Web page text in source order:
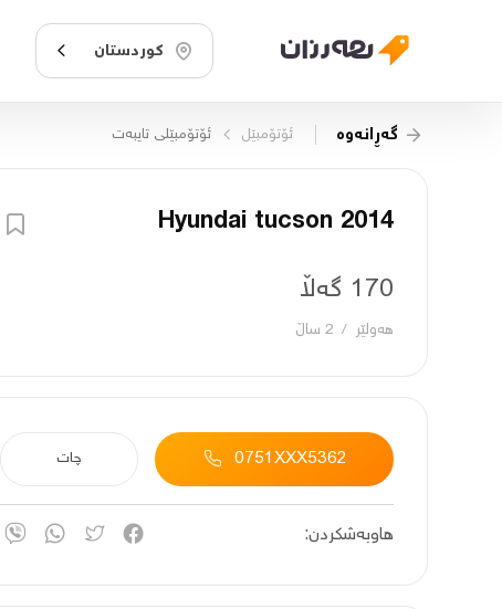
کوردستان
گەڕانەوە ئۆتۆمبێل ئۆتۆمبێلی تایبه‌ت
Hyundai tucson 2014
170 گەڵا
هەولێر / 2 ساڵ
0751XXX5362 چات
هاوبەشکردن: